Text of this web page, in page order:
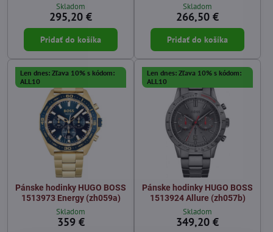
Skladom
295,20 €
Pridať do košíka
Skladom
266,50 €
Pridať do košíka
Len dnes: Zľava 10% s kódom:
ALL10
Pánske hodinky HUGO BOSS
1513973 Energy (zh059a)
Skladom
359 €
Len dnes: Zľava 10% s kódom:
ALL10
Pánske hodinky HUGO BOSS
1513924 Allure (zh057b)
Skladom
349,20 €